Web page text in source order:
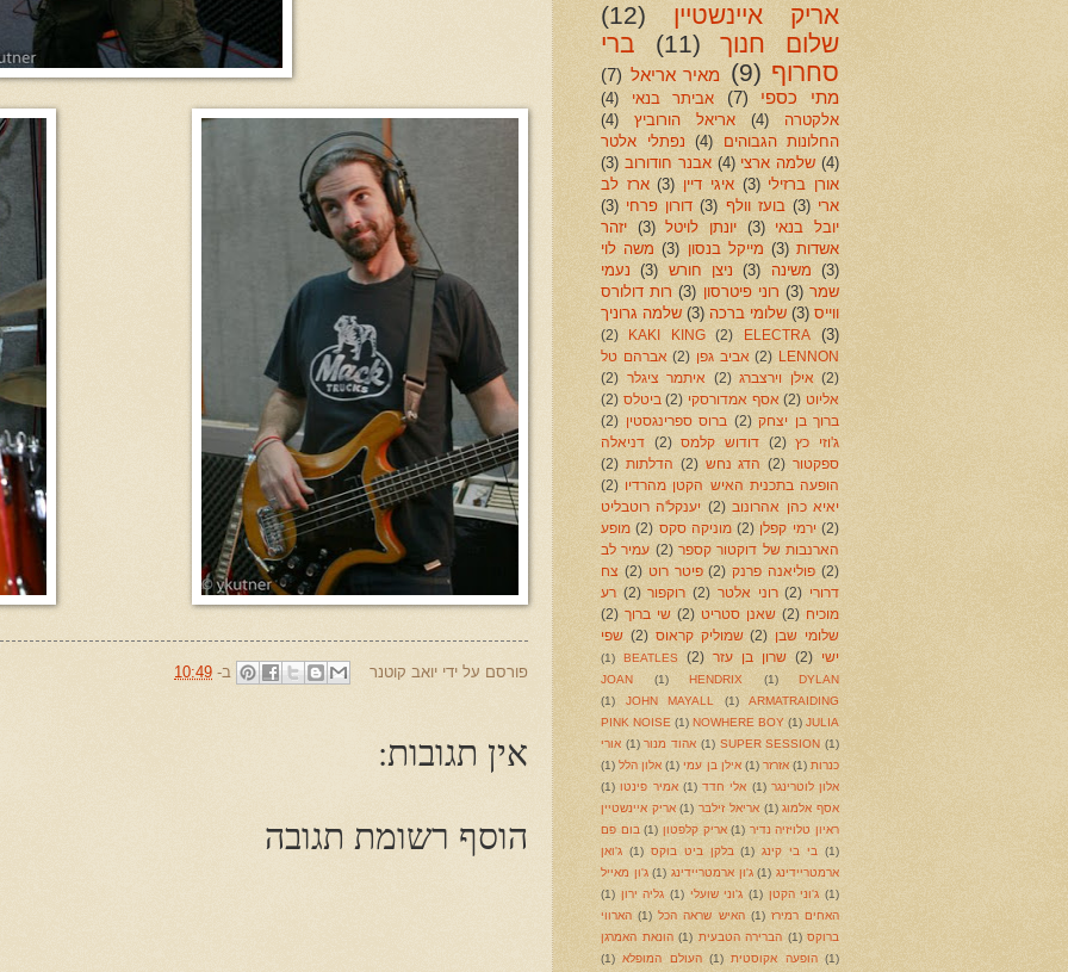
פורסם על ידי יואב קוטנר ב- 10:49
אין תגובות:
הוסף רשומת תגובה
אריק איינשטיין
(12)
שלום חנוך
(11)
ברי
סחרוף (9) מאיר אריאל (7)
מתי כספי
(7) אביתר בנאי
(4)
אלקטרה
(4) אריאל הורוביץ
(4)
החלונות הגבוהים
(4) נפתלי אלטר
(4) שלמה ארצי (4) אבנר חודורוב (3)
אורן ברזילי (3) איגי דיין (3) ארז לב
ארי (3) בועז וולף (3) דורון פרחי (3)
יובל בנאי
(3) יונתן לויטל (3) יזהר
אשדות (3) מייקל בנסון (3) משה לוי
(3)
משינה (3) ניצן חורש (3) נעמי
שמר (3) רוני פיטרסון (3) רות דולורס
ווייס (3) שלומי ברכה (3) שלמה גרוניך
(3)
ELECTRA
(2)
KAKI KING
(2)
LENNON
(2) אביב גפן (2) אברהם טל
(2) אילן וירצברג (2) איתמר ציגלר (2)
אליוט (2) אסף אמדורסקי (2) ביטלס (2)
ברוך בן יצחק (2) ברוס ספרינגסטין (2)
ג'וזי כץ
(2) דודוש קלמס (2)
דניאלה
ספקטור (2) הדג נחש (2) הדלתות (2)
הופעה בתכנית האיש הקטן מהרדיו (2)
יאיא כהן אהרונוב (2) יענקל'ה רוטבליט
(2) ירמי קפלן (2) מוניקה סקס (2) מופע
הארנבות של דוקטור קספר (2) עמיר לב
(2) פוליאנה פרנק (2) פיטר רוט (2) צח
דרורי (2) רוני אלטר (2) רוקפור (2) רע
מוכיח (2) שאנן סטריט (2) שי ברוך (2)
שלומי שבן (2) שמוליק קראוס (2) שפי
ישי
(2) שרון בן עזר (2)
BEATLES
(1)
DYLAN
(1)
HENDRIX
(1)
JOAN
ARMATRAIDING
(1)
JOHN MAYALL
(1)
JULIA
(1)
NOWHERE BOY
(1)
PINK NOISE
(1)
SUPER SESSION
(1) אהוד מנור (1) אורי
כנרות (1) אזרזר (1) אילן בן עמי (1) אלון הלל (1)
אלון לוטרינגר (1) אלי חדד (1) אמיר פינטו (1)
אסף אלמוג (1) אריאל זילבר (1) אריק איינשטיין
ראיון טלויזיה נדיר (1) אריק קלפטון (1) בום פם
(1)
בי בי קינג (1) בלקן ביט בוקס (1) ג'ואן
ארמטריידינג (1) ג'ון ארמטריידינג (1) ג'ון מאייל
(1) ג'וני הקטן (1) ג'וני שועלי (1) גליה ירון (1)
האחים רמירז (1) האיש שראה הכל (1) הארווי
ברוקס (1) הברירה הטבעית (1) הונאת האמרגן
(1) הופעה אקוסטית (1) העולם המופלא (1)